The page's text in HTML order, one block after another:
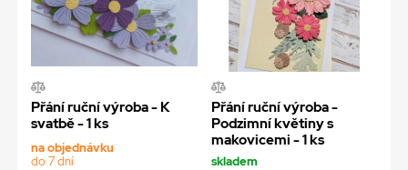
Přání ruční výroba - K
svatbě - 1 ks
na objednávku
do 7 dní
Přání ruční výroba -
Podzimní květiny s
makovicemi - 1 ks
skladem